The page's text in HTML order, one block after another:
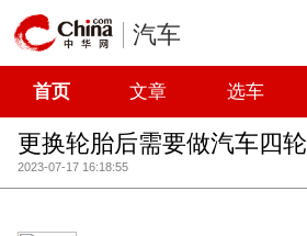
汽车
首页 文章 选车
更换轮胎后需要做汽车四
2023-07-17 16:18:55